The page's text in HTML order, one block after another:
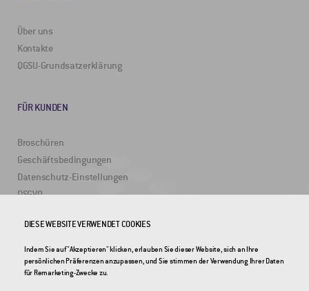
Über uns
Kontakte
QGSU-Grundsatzerklärung
FÜR KUNDEN
Broschüren
Geschäftsbedingungen
Datenschutz-Einstellungen
DSGVO
2DRoad
DIESE WEBSITE VERWENDET COOKIES
Indem Sie auf "Akzeptieren" klicken, erlauben Sie dieser Website, sich an Ihre
persönlichen Präferenzen anzupassen, und Sie stimmen der Verwendung Ihrer Daten
für Remarketing-Zwecke zu.